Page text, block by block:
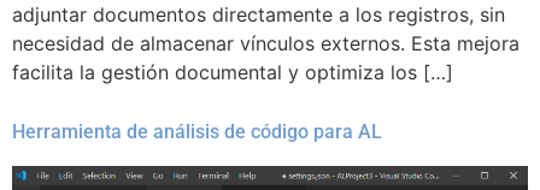
adjuntar documentos directamente a los registros, sin
necesidad de almacenar vínculos externos. Esta mejora
facilita la gestión documental y optimiza los […]
Herramienta de análisis de código para AL